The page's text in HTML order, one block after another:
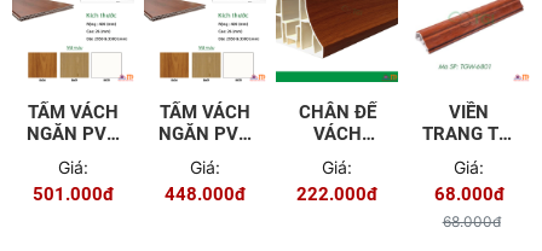
TẤM VÁCH
NGĂN PVC
3300MM
Giá:
501.000đ
TẤM VÁCH
NGĂN PVC
2950MM
Giá:
448.000đ
CHÂN ĐẾ
VÁCH
NGĂN PVC
Giá:
222.000đ
VIỀN
TRANG TRÍ
3.5CM
TGW -
6801
Giá:
68.000đ
68.000đ